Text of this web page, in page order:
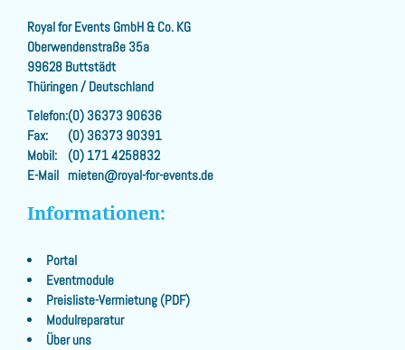
Royal for Events GmbH & Co. KG
Oberwendenstraße 35a
99628 Buttstädt
Thüringen / Deutschland
Telefon:(0) 36373 90636
Fax:
(0) 36373 90391
Mobil:
(0) 171 4258832
E-Mail mieten@royal-for-events.de
Informationen:
Portal
Eventmodule
Preisliste-Vermietung (PDF)
Modulreparatur
Über uns